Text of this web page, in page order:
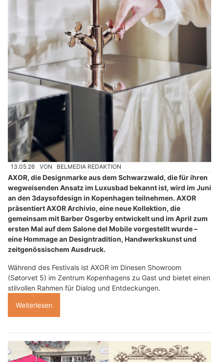
13.05.26 VON BELMEDIA REDAKTION
AXOR, die Designmarke aus dem Schwarzwald, die für ihren
wegweisenden Ansatz im Luxusbad bekannt ist, wird im Juni
an den 3daysofdesign in Kopenhagen teilnehmen. AXOR
präsentiert AXOR Archivio, eine neue Kollektion, die
gemeinsam mit Barber Osgerby entwickelt und im April zum
ersten Mal auf dem Salone del Mobile vorgestellt wurde –
eine Hommage an Designtradition, Handwerkskunst und
zeitgenössischem Ausdruck.
Während des Festivals ist AXOR im Dinesen Showroom
(Søtorvet 5) im Zentrum Kopenhagens zu Gast und bietet einen
stilvollen Rahmen für Dialog und Entdeckungen.
Weiterlesen